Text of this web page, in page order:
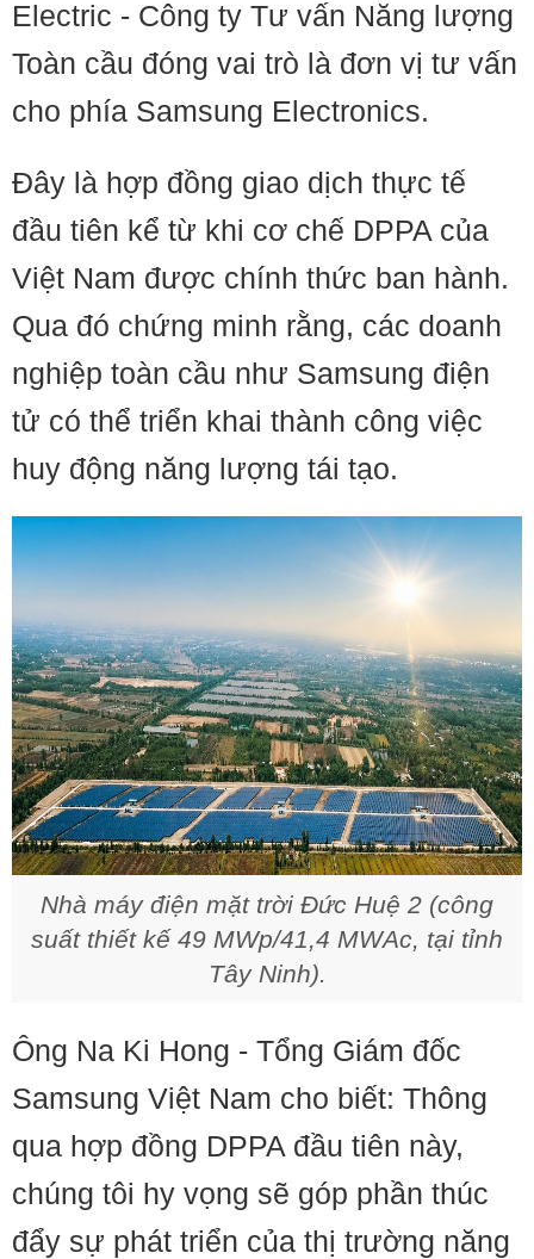
Electric - Công ty Tư vấn Năng lượng
Toàn cầu đóng vai trò là đơn vị tư vấn
cho phía Samsung Electronics.
Đây là hợp đồng giao dịch thực tế
đầu tiên kể từ khi cơ chế DPPA của
Việt Nam được chính thức ban hành.
Qua đó chứng minh rằng, các doanh
nghiệp toàn cầu như Samsung điện
tử có thể triển khai thành công việc
huy động năng lượng tái tạo.
Nhà máy điện mặt trời Đức Huệ 2 (công
suất thiết kế 49 MWp/41,4 MWAc, tại tỉnh
Tây Ninh).
Ông Na Ki Hong - Tổng Giám đốc
Samsung Việt Nam cho biết: Thông
qua hợp đồng DPPA đầu tiên này,
chúng tôi hy vọng sẽ góp phần thúc
đẩy sự phát triển của thị trường năng